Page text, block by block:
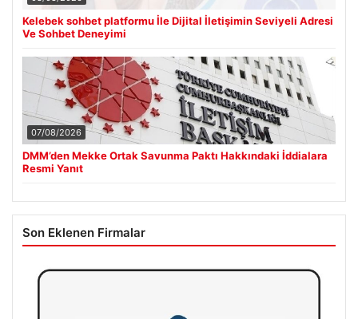
Kelebek sohbet platformu İle Dijital İletişimin Seviyeli Adresi
Ve Sohbet Deneyimi
07/08/2026
DMM’den Mekke Ortak Savunma Paktı Hakkındaki İddialara
Resmi Yanıt
Son Eklenen Firmalar